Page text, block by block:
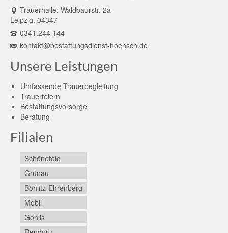
Trauerhalle: Waldbaurstr. 2a
Leipzig, 04347
0341.244 144
kontakt@bestattungsdienst-hoensch.de
Unsere Leistungen
Umfassende Trauerbegleitung
Trauerfeiern
Bestattungsvorsorge
Beratung
Filialen
Schönefeld
Grünau
Böhlitz-Ehrenberg
Mobil
Gohlis